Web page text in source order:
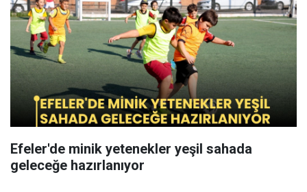
Efeler'de minik yetenekler yeşil sahada
geleceğe hazırlanıyor